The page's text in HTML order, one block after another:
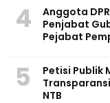
4
Anggota
Penjabat
Pejabat
5
Petisi Publik
NTB